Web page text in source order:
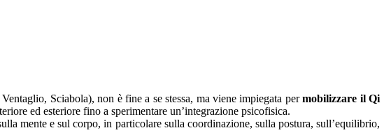
Sciabola), non è fine a se stessa, ma viene impiegata permobilizzare il Qi
ed esteriore fino a sperimentare un’integrazione psicofisica.
mente e sul corpo, in particolare sulla coordinazione, sulla postura, sull’equilibrio,